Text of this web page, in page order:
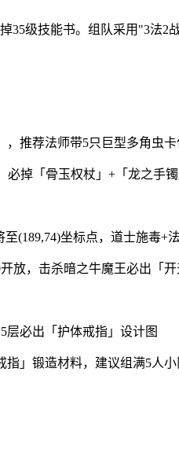
35级技能书。组队采用"3法
推荐法师带5只巨型多角虫
必掉「骨玉权杖」+「龙之手
(189,74)坐标点，道士施毒+
放，击杀暗之牛魔王必出「
层必出「护体戒指」设计图
」锻造材料，建议组满5人